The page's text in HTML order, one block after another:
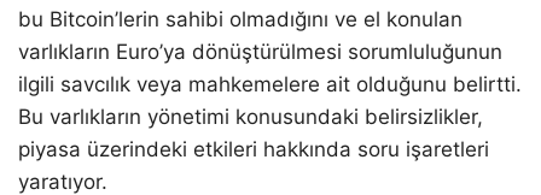
bu Bitcoin’lerin sahibi olmadığını ve el konulan
varlıkların Euro’ya dönüştürülmesi sorumluluğunun
ilgili savcılık veya mahkemelere ait olduğunu belirtti.
Bu varlıkların yönetimi konusundaki belirsizlikler,
piyasa üzerindeki etkileri hakkında soru işaretleri
yaratıyor.